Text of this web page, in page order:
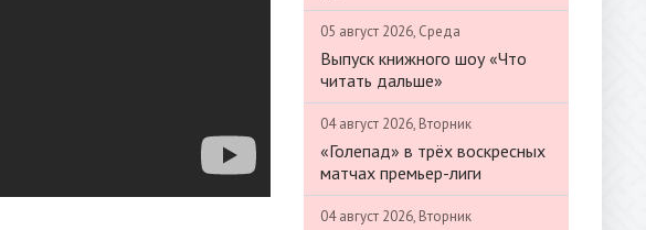
05 август 2026, Среда
Выпуск книжного шоу «Что
читать дальше»
04 август 2026, Вторник
«Голепад» в трёх воскресных
матчах премьер-лиги
04 август 2026, Вторник